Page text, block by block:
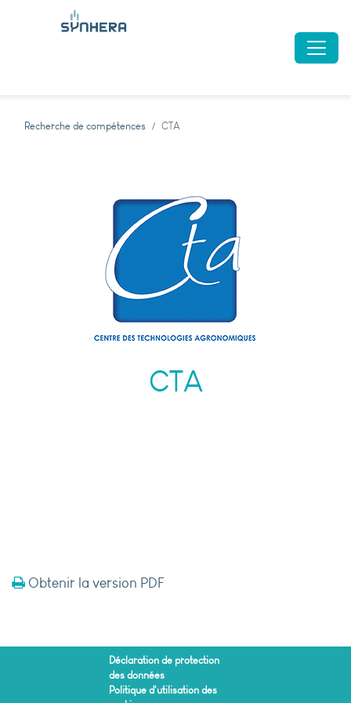
Recherche de compétences CTA
CTA
Obtenir la version PDF
Déclaration de protection
des données
Politique d'utilisation des